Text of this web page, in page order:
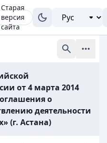
Старая
версия
сайта
от 4 марта 2014
о
деятельности
(г. Астана)